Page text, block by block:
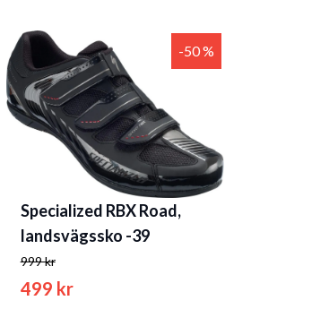
-50 %
Specialized RBX Road,
landsvägssko -39
999 kr
499 kr